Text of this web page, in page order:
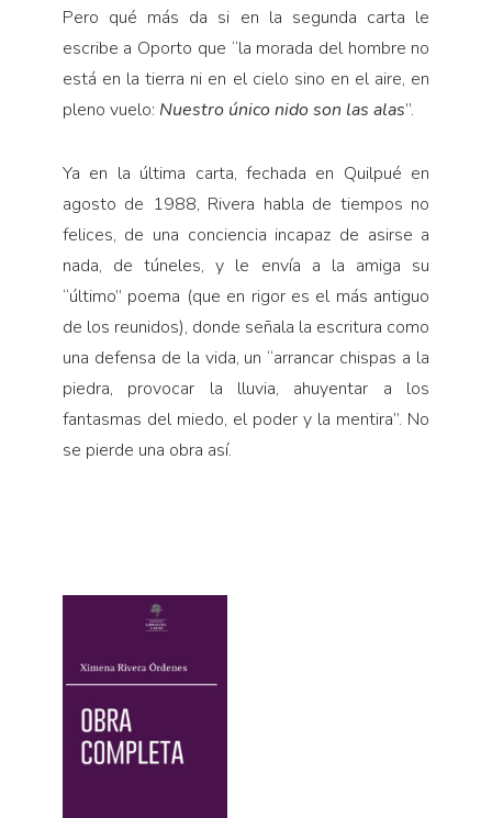
Pero qué más da si en la segunda carta le
escribe a Oporto que “la morada del hombre no
está en la tierra ni en el cielo sino en el aire, en
pleno vuelo: Nuestro único nido son las alas”.
Ya en la última carta, fechada en Quilpué en
agosto de 1988, Rivera habla de tiempos no
felices, de una conciencia incapaz de asirse a
nada, de túneles, y le envía a la amiga su
“último” poema (que en rigor es el más antiguo
de los reunidos), donde señala la escritura como
una defensa de la vida, un “arrancar chispas a la
piedra, provocar la lluvia, ahuyentar a los
fantasmas del miedo, el poder y la mentira”. No
se pierde una obra así.